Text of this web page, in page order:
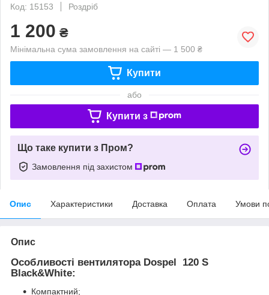
Код: 15153
Роздріб
1 200 ₴
Мінімальна сума замовлення на сайті — 1 500 ₴
Купити
або
Купити з
Що таке купити з Пром?
Замовлення під захистом
Опис Характеристики Доставка Оплата Умови
Опис
Особливості вентилятора Dospel 120 S
Black&White:
Компактний;